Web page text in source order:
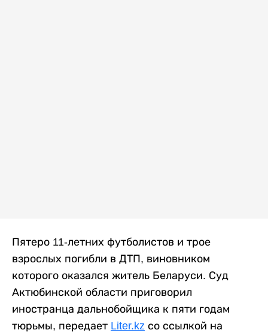
Пятеро 11-летних футболистов и трое
взрослых погибли в ДТП, виновником
которого оказался житель Беларуси. Суд
Актюбинской области приговорил
иностранца дальнобойщика к пяти годам
тюрьмы, передает Liter.kz со ссылкой на